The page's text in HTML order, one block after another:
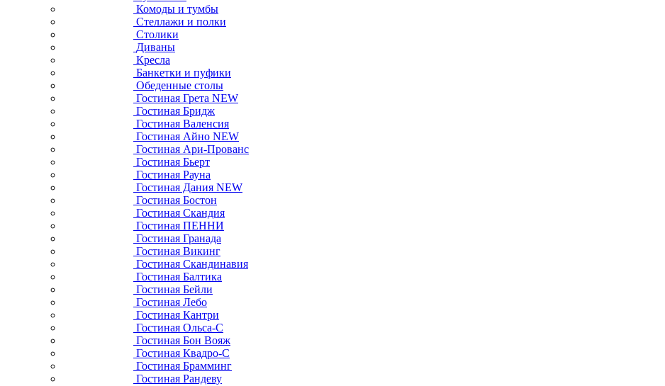
Комоды и тумбы
Стеллажи и полки
Столики
Диваны
Кресла
Банкетки и пуфики
Обеденные столы
Гостиная Грета NEW
Гостиная Бридж
Гостиная Валенсия
Гостиная Айно NEW
Гостиная Ари-Прованс
Гостиная Бьерт
Гостиная Рауна
Гостиная Дания NEW
Гостиная Бостон
Гостиная Скандия
Гостиная ПЕННИ
Гостиная Гранада
Гостиная Викинг
Гостиная Скандинавия
Гостиная Балтика
Гостиная Бейли
Гостиная Лебо
Гостиная Кантри
Гостиная Ольса-С
Гостиная Бон Вояж
Гостиная Квадро-С
Гостиная Брамминг
Гостиная Рандеву